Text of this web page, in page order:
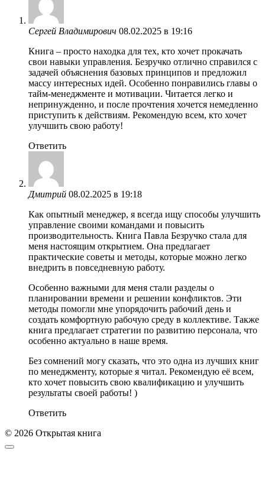
Сергей Владимирович 08.02.2025 в 19:16
Книга – просто находка для тех, кто хочет прокачать
свои навыки управления. Безручко отлично справился с
задачей объяснения базовых принципов и предложил
массу интересных идей. Особенно понравились главы о
тайм-менеджменте и мотивации. Читается легко и
непринужденно, и после прочтения хочется немедленно
приступить к действиям. Рекомендую всем, кто хочет
улучшить свою работу!
Ответить
Дмитрий 08.02.2025 в 19:18
Как опытный менеджер, я всегда ищу способы улучшить
управление своими командами и повысить
производительность. Книга Павла Безручко стала для
меня настоящим открытием. Она предлагает
практические советы и методы, которые можно легко
внедрить в повседневную работу.
Особенно важными для меня стали разделы о
планировании времени и решении конфликтов. Эти
методы помогли мне упорядочить рабочий день и
создать комфортную рабочую среду в коллективе. Также
книга предлагает стратегии по развитию персонала, что
особенно актуально в наше время.
Без сомнений могу сказать, что это одна из лучших книг
по менеджменту, которые я читал. Рекомендую её всем,
кто хочет повысить свою квалификацию и улучшить
результаты своей работы! )
Ответить
© 2026 Открытая книга